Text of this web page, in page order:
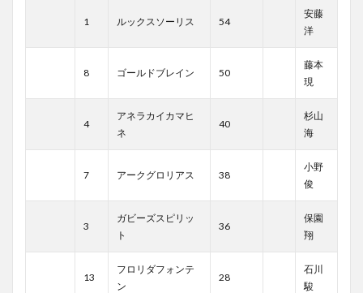
1 ルックスソーリス 54
安藤
洋
8 ゴールドブレイン 50
藤本
現
4
アネラカイカマヒ
ネ
40
杉山
海
7 アークグロリアス 38
小野
俊
3
ガビーズスピリッ
ト
36
保園
翔
13
フロリダフォンテ
ン
28
石川
駿